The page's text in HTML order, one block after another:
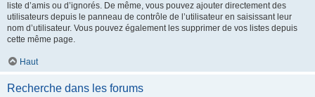
liste d’amis ou d’ignorés. De même, vous pouvez ajouter directement des
utilisateurs depuis le panneau de contrôle de l’utilisateur en saisissant leur
nom d’utilisateur. Vous pouvez également les supprimer de vos listes depuis
cette même page.
Haut
Recherche dans les forums